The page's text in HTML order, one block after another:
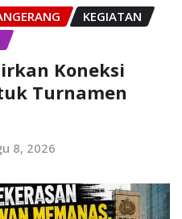
KEGIATAN
Koneksi
Turnamen
8, 2026